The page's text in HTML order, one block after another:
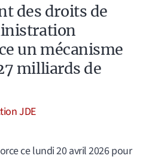
des droits de
un mécanisme
milliards de
JDE
ce lundi 20 avril 2026 pour